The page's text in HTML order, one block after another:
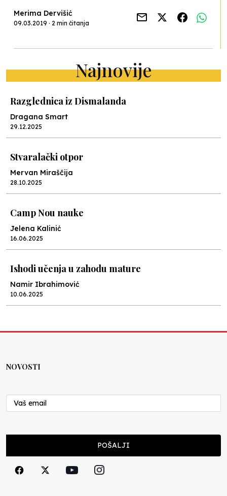
Merima Dervišić
09.03.2019 · 2 min čitanja
Najnovije
Razglednica iz Dismalanda
Dragana Smart
29.12.2025
Stvaralački otpor
Mervan Miraščija
28.10.2025
Camp Nou nauke
Jelena Kalinić
16.06.2025
Ishodi učenja u zahodu mature
Namir Ibrahimović
10.06.2025
Nenad Veličković
29.10.2024
Cuke i djeca
NOVOSTI
POŠALJI